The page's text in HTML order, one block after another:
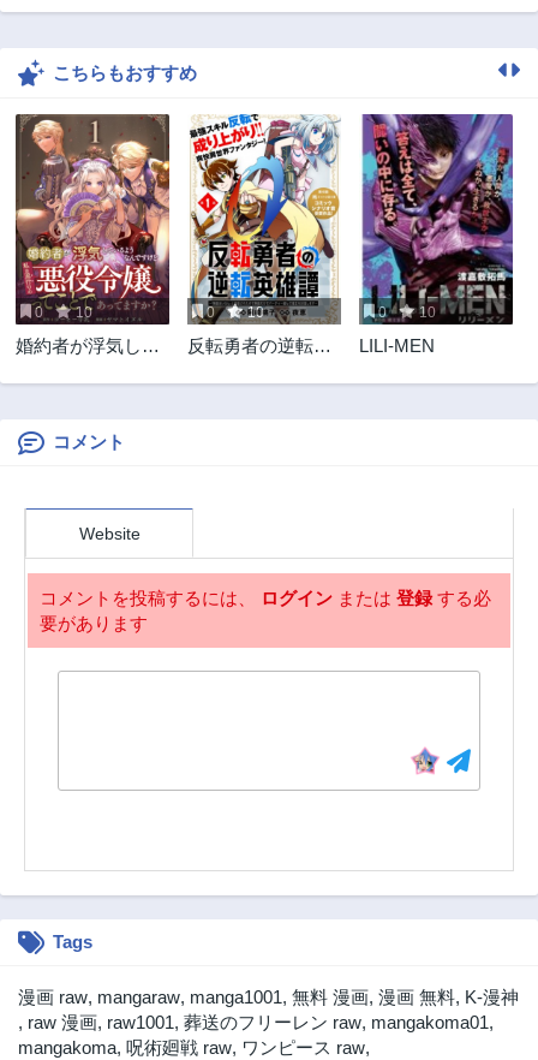
第316話 第315話
第314話
第312話
3ヶ月前
第311話
3ヶ月前
第310話
3ヶ月前
第309話
3ヶ月前
第308話
3ヶ月前
第307話
3ヶ月前
第306話
3ヶ月前
第305話
3ヶ月前
第304話 第303話
第302話
第300話
3ヶ月前
第298話
3ヶ月前
第297話
3ヶ月前
第296話
3ヶ月前 3ヶ月前
第286話
第284話
3ヶ月前
第283話
3ヶ月前
こちらもおすすめ
0 10
婚約者が浮気して
悪役令嬢ってこと
であってますか？
0 10
反転勇者の逆転英
たので無能だけで
0 10
LILI-MEN
コメント
Website
コメントを投稿するには、 ログイン または 登録する必
要があります
Tags
漫画 raw, mangaraw, manga1001, 無料 漫画, 漫画 無料, K-漫神
, raw 漫画, raw1001, 葬送のフリーレン raw, mangakoma01,
mangakoma, 呪術廻戦 raw, ワンピース raw,